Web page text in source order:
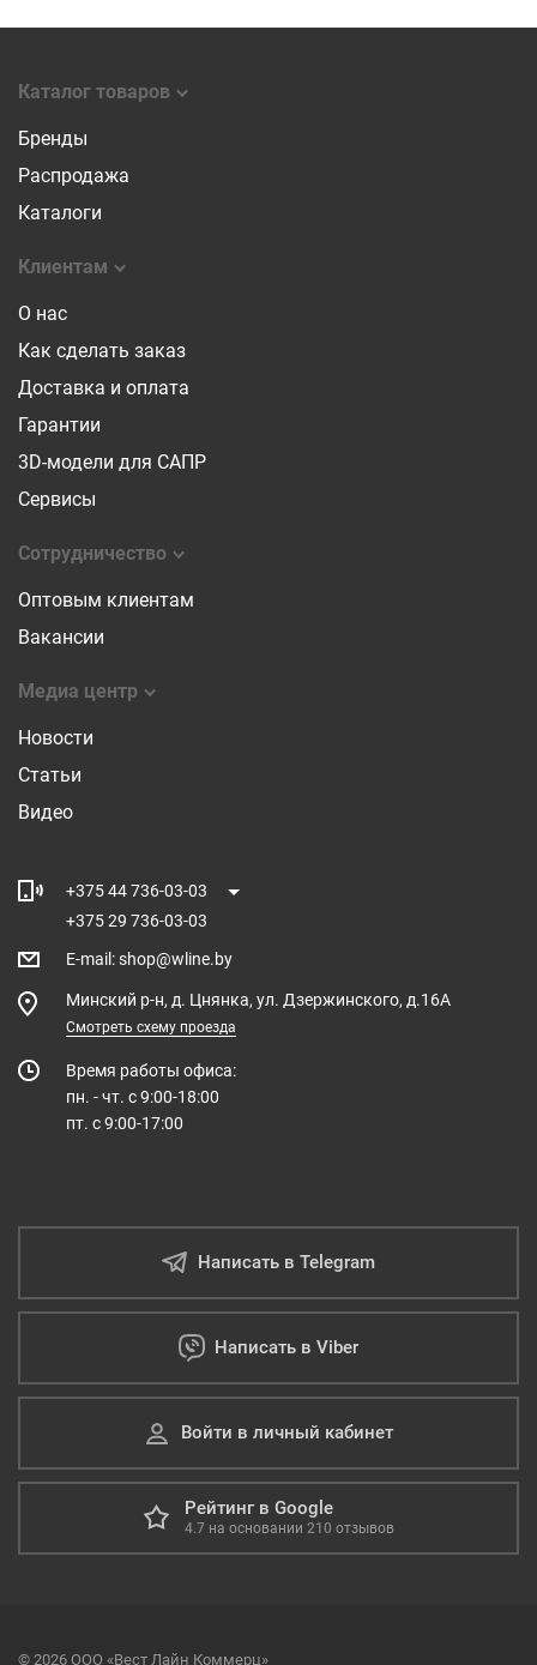
Каталог товаров
Бренды
Распродажа
Каталоги
Клиентам
О нас
Как сделать заказ
Доставка и оплата
Гарантии
3D-модели для САПР
Сервисы
Сотрудничество
Оптовым клиентам
Вакансии
Медиа центр
Новости
Статьи
Видео
+375 44 736-03-03
+375 29 736-03-03
E-mail :shop@wline.by
Минский р-н, д. Цнянка, ул. Дзержинского, д.16А
Смотреть схему проезда
Время работы офиса:
пн. - чт. с 9:00-18:00
пт. с 9:00-17:00
Написать в Telegram
Написать в Viber
Войти в личный кабинет
Рейтинг в Google
4.7 на основании 210 отзывов
© 2026 ООО «Вест Лайн Коммерц»